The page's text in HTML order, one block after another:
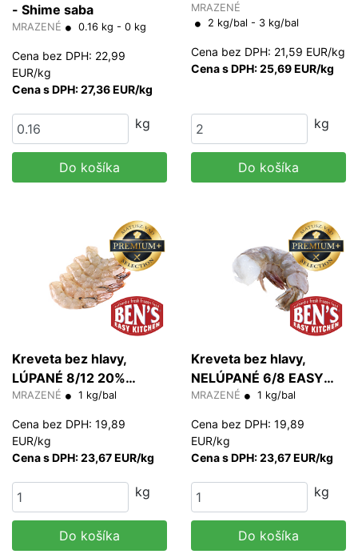
- Shime saba
MRAZENÉ 0.16 kg - 0 kg
Cena bez DPH: 22,99
EUR/kg
Cena s DPH: 27,36 EUR/kg
kg
Do košíka
MRAZENÉ
2 kg/bal - 3 kg/bal
Cena bez DPH: 21,59 EUR/kg
Cena s DPH: 25,69 EUR/kg
kg
Do košíka
Kreveta bez hlavy,
LÚPANÉ 8/12 20%
glazúra (PD)
MRAZENÉ 1 kg/bal
Cena bez DPH: 19,89
EUR/kg
Cena s DPH: 23,67 EUR/kg
kg
Do košíka
Kreveta bez hlavy,
NELÚPANÉ 6/8 EASY
PEEL 20% glazúra
(HLSO)
MRAZENÉ 1 kg/bal
Cena bez DPH: 19,89
EUR/kg
Cena s DPH: 23,67 EUR/kg
kg
Do košíka